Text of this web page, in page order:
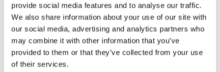
provide social media features and to analyse our traffic.
We also share information about your use of our site with
our social media, advertising and analytics partners who
may combine it with other information that you’ve
provided to them or that they’ve collected from your use
of their services.
Pour beaucoup, la vie en camping-car est
synonyme de liberté. La liberté de s'arrêter
quand on le souhaite, de suivre son instinct
et de se réveiller dans un nouvel endroit le
lendemain matin. Pour HusbilsAnnika, l'une